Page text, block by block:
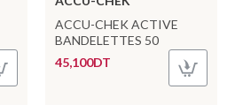
ACCU-CHEK ACTIVE
BANDELETTES 50
45,100DT